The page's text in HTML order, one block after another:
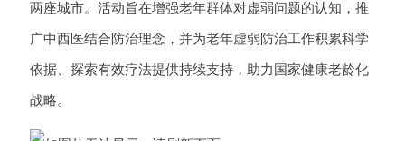
两座城市。活动旨在增强老年群体对虚弱问题的认知，推
广中西医结合防治理念，并为老年虚弱防治工作积累科学
依据、探索有效疗法提供持续支持，助力国家健康老龄化
战略。